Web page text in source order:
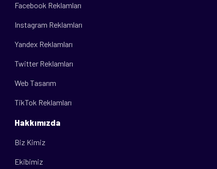
Facebook Reklamları
Instagram Reklamları
Yandex Reklamları
Twitter Reklamları
Web Tasarım
TikTok Reklamları
Hakkımızda
Biz Kimiz
Ekibimiz